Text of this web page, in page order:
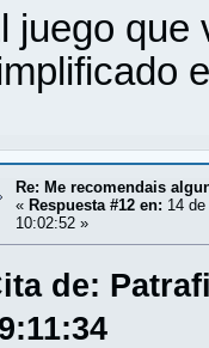
juego
Re: Me recomendais
« Respuesta #12 en: 14
10:02:52 »
de: